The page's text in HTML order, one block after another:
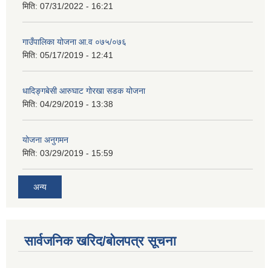
मिति: 07/31/2022 - 16:21
गाउँपालिका योजना आ.व ०७५/०७६
मिति: 05/17/2019 - 12:41
धादिङ्गबेसी आरुघाट गोरखा सडक योजना
मिति: 04/29/2019 - 13:38
योजना अनुगमन
मिति: 03/29/2019 - 15:59
अन्य
सार्वजनिक खरिद/बोलपत्र सूचना